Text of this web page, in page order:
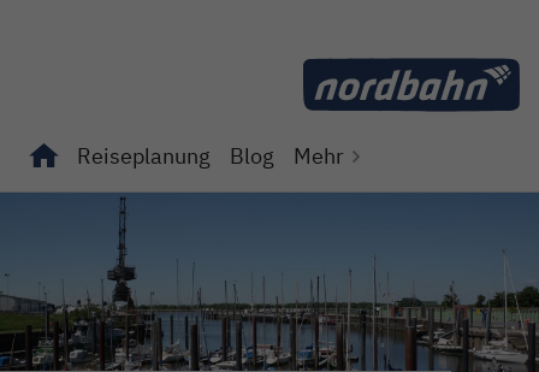
Reiseplanung
Unterseiten von "Reiseplanung" anzeigen
Blog Mehr